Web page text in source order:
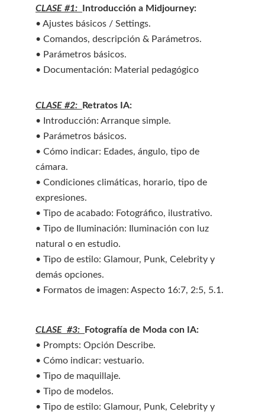
CLASE #1:
Introducción a Midjourney:
• Ajustes básicos / Settings.
• Comandos, descripción & Parámetros.
• Parámetros básicos.
• Documentación: Material pedagógico
CLASE #2:
Retratos IA:
• Introducción: Arranque simple.
• Parámetros básicos.
• Cómo indicar: Edades, ángulo, tipo de
cámara.
• Condiciones climáticas, horario, tipo de
expresiones.
• Tipo de acabado: Fotográfico, ilustrativo.
• Tipo de Iluminación: Iluminación con luz
natural o en estudio.
• Tipo de estilo: Glamour, Punk, Celebrity y
demás opciones.
• Formatos de imagen: Aspecto 16:7, 2:5, 5.1.
CLASE  #3:
Fotografía de Moda con IA:
• Prompts: Opción Describe.
• Cómo indicar: vestuario.
• Tipo de maquillaje.
• Tipo de modelos.
• Tipo de estilo: Glamour, Punk, Celebrity y